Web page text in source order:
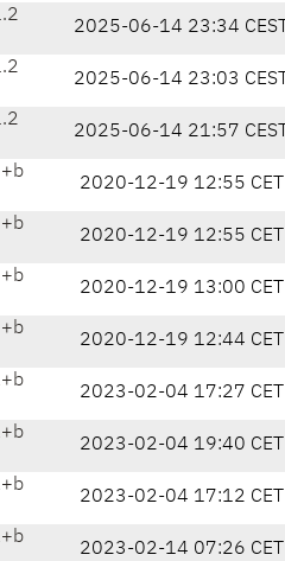
2025-06-14 23:34 CEST
2025-06-14 23:03 CEST
2025-06-14 21:57 CEST
2020-12-19 12:55 CET
2020-12-19 12:55 CET
2020-12-19 13:00 CET
2020-12-19 12:44 CET
2023-02-04 17:27 CET
2023-02-04 19:40 CET
2023-02-04 17:12 CET
2023-02-14 07:26 CET